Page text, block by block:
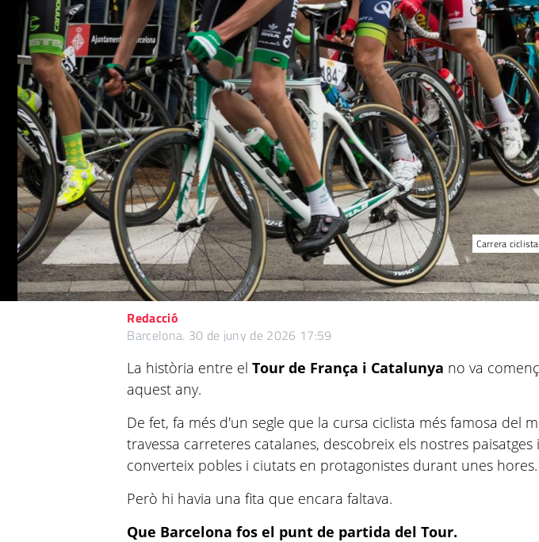
Carrera
Redacció
Barcelona. 30 de juny de 2026 17:59
La història entre elTour de França i Catalunya no va
aquest any.
De fet, fa més d'un segle que la cursa ciclista més famosa del
travessa carreteres catalanes, descobreix els nostres paisatges i
converteix pobles i ciutats en protagonistes durant unes hores.
Però hi havia una fita que encara faltava.
Que Barcelona fos el punt de partida del Tour.